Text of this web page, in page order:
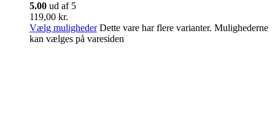
5.00 ud af 5
119,00 kr.
Vælg muligheder Dette vare har flere varianter. Mulighederne
kan vælges på varesiden